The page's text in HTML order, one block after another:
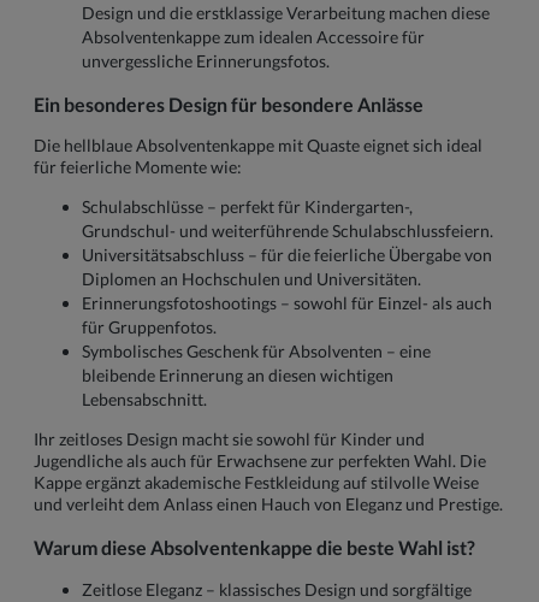
Design und die erstklassige Verarbeitung machen diese
Absolventenkappe zum idealen Accessoire für
unvergessliche Erinnerungsfotos.
Ein besonderes Design für besondere Anlässe
Die hellblaue Absolventenkappe mit Quaste eignet sich ideal
für feierliche Momente wie:
Schulabschlüsse – perfekt für Kindergarten-,
Grundschul- und weiterführende Schulabschlussfeiern.
Universitätsabschluss – für die feierliche Übergabe von
Diplomen an Hochschulen und Universitäten.
Erinnerungsfotoshootings – sowohl für Einzel- als auch
für Gruppenfotos.
Symbolisches Geschenk für Absolventen – eine
bleibende Erinnerung an diesen wichtigen
Lebensabschnitt.
Ihr zeitloses Design macht sie sowohl für Kinder und
Jugendliche als auch für Erwachsene zur perfekten Wahl. Die
Kappe ergänzt akademische Festkleidung auf stilvolle Weise
und verleiht dem Anlass einen Hauch von Eleganz und Prestige.
Warum diese Absolventenkappe die beste Wahl ist?
Zeitlose Eleganz – klassisches Design und sorgfältige